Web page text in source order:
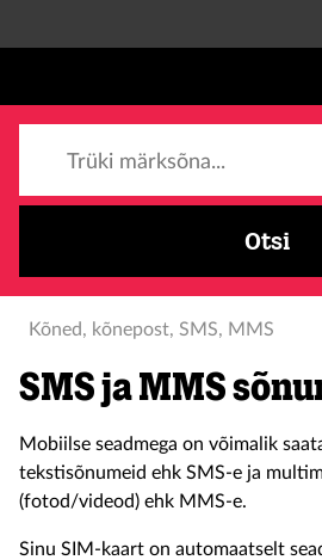
Otsi
Kõned, kõnepost, SMS, MMS
SMS ja MMS
Mobiilse seadmega on võimalik
tekstisõnumeid ehk SMS-e ja
(fotod/videod) ehk MMS-e.
Sinu SIM-kaart on automaatselt